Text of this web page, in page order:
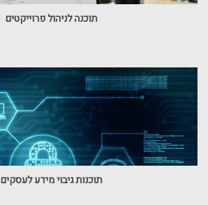
תוכנה לניהול פרוייקטים
תוכנות גיבוי מידע לעסקים